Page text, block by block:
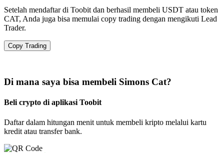
Setelah mendaftar di Toobit dan berhasil membeli USDT atau token
CAT, Anda juga bisa memulai copy trading dengan mengikuti Lead
Trader.
Copy Trading
Di mana saya bisa membeli Simons Cat?
Beli crypto di aplikasi Toobit
Daftar dalam hitungan menit untuk membeli kripto melalui kartu
kredit atau transfer bank.